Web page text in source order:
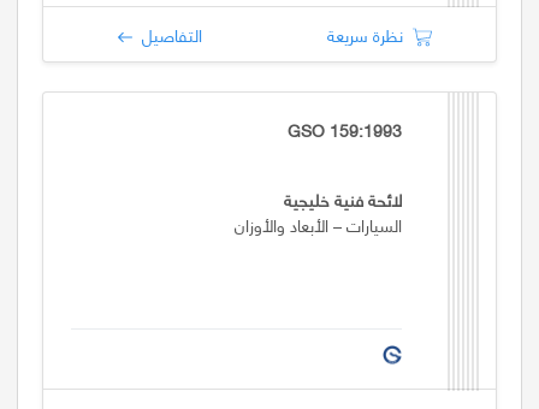
نظرة سريعة التفاصيل
GSO 159:1993
لائحة فنية خليجية
السيارات – الأبعاد والأوزان